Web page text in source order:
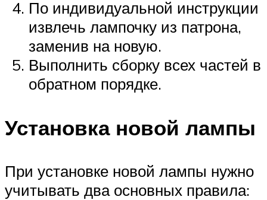
По индивидуальной инструкции
извлечь лампочку из патрона,
заменив на новую.
Выполнить сборку всех частей в
обратном порядке.
Установка новой лампы
При установке новой лампы нужно
учитывать два основных правила: